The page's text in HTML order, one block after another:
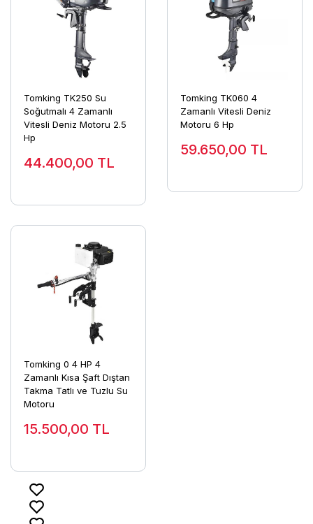
Tomking TK250 Su
Soğutmalı 4 Zamanlı
Vitesli Deniz Motoru 2.5
Hp
44.400,00 TL
Tomking TK060 4
Zamanlı Vitesli Deniz
Motoru 6 Hp
59.650,00 TL
Tomking 0 4 HP 4
Zamanlı Kısa Şaft Dıştan
Takma Tatlı ve Tuzlu Su
Motoru
15.500,00 TL